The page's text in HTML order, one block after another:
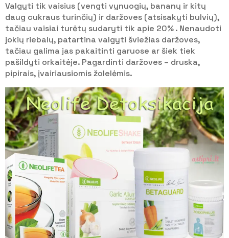
Valgyti tik vaisius (vengti vynuogių, bananų ir kitų
daug cukraus turinčių) ir daržoves (atsisakyti bulvių),
tačiau vaisiai turėtų sudaryti tik apie 20% . Nenaudoti
jokių riebalų, patartina valgyti šviežias daržoves,
tačiau galima jas pakaitinti garuose ar šiek tiek
pašildyti orkaitėje. Pagardinti daržoves – druska,
pipirais, įvairiausiomis žolelėmis.